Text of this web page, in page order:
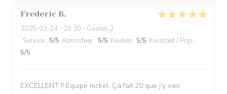
Frederic B
2025-02-14 - 20:30 - Gasten 2
Service : 5/5 Atmosfeer : 5/5 Keuken : 5/5 Kwaliteit / Prijs :
5/5
EXCELLENT !! Equipe nickel. Ça fait 20 que j'y vais